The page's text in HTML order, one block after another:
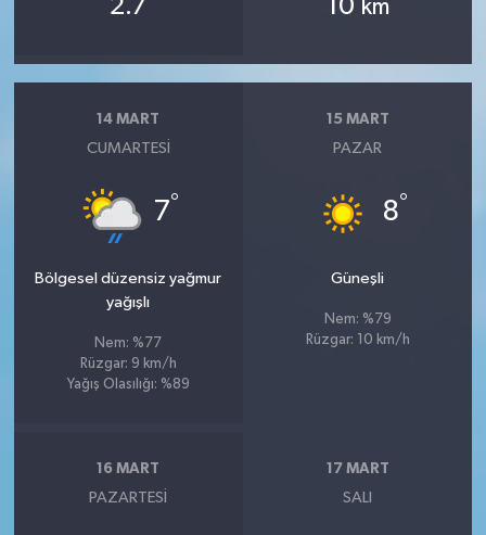
2.7 10 km
14 MART
CUMARTESI
7°
Bölgesel düzensiz yağmur
yağışlı
Nem: %77
Rüzgar: 9 km/h
Yağış Olasılığı: %89
15 MART
PAZAR
8°
Güneşli
Nem: %79
Rüzgar: 10 km/h
16 MART
PAZARTESI
17 MART
SALI